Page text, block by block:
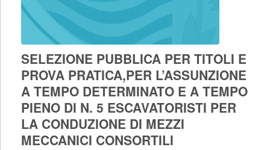
SELEZIONE PUBBLICA PER TITOLI E
PROVA PRATICA,PER L’ASSUNZIONE
A TEMPO DETERMINATO E A TEMPO
PIENO DI N. 5 ESCAVATORISTI PER
LA CONDUZIONE DI MEZZI
MECCANICI CONSORTILI